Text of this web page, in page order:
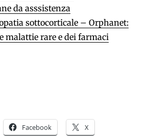
da asssistenza
sottocorticale – Orphanet:
malattie rare e dei farmaci
Facebook X